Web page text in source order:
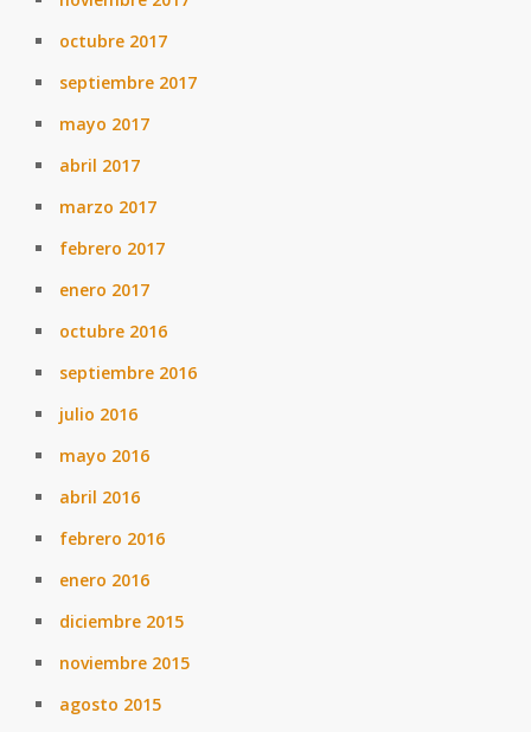
octubre 2017
septiembre 2017
mayo 2017
abril 2017
marzo 2017
febrero 2017
enero 2017
octubre 2016
septiembre 2016
julio 2016
mayo 2016
abril 2016
febrero 2016
enero 2016
diciembre 2015
noviembre 2015
agosto 2015